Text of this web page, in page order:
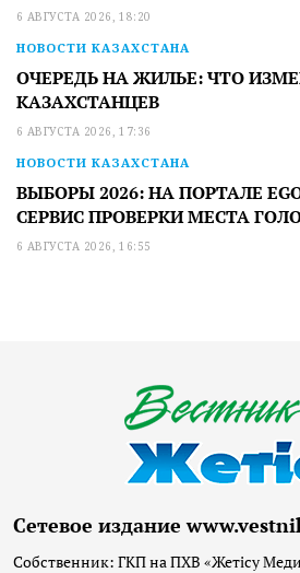
6 АВГУСТА 2026, 18:20
НОВОСТИ КАЗАХСТАНА
ОЧЕРЕДЬ НА ЖИЛЬЕ: ЧТО
КАЗАХСТАНЦЕВ
6 АВГУСТА 2026, 17:36
НОВОСТИ КАЗАХСТАНА
ВЫБОРЫ 2026: НА ПОРТАЛЕ
СЕРВИС ПРОВЕРКИ МЕСТА
6 АВГУСТА 2026, 16:55
Сетевое издание
Собственник: ГКП на ПХВ «Жетісу